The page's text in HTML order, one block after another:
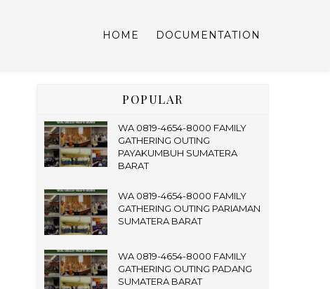
HOME DOCUMENTATION
POPULAR
WA 0819-4654-8000 FAMILY
GATHERING OUTING
PAYAKUMBUH SUMATERA
BARAT
WA 0819-4654-8000 FAMILY
GATHERING OUTING PARIAMAN
SUMATERA BARAT
WA 0819-4654-8000 FAMILY
GATHERING OUTING PADANG
SUMATERA BARAT